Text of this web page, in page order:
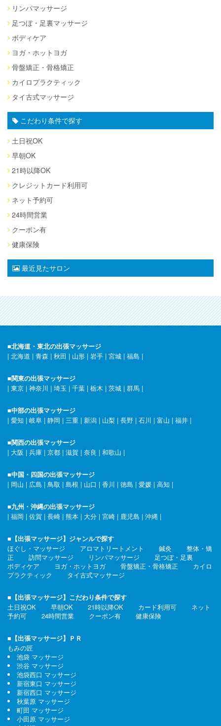
リンパマッサージ
足つぼ・足裏マッサージ
ボディケア
ヨガ・ホットヨガ
骨盤矯正・骨格矯正
カイロプラクティック
タイ古式マッサージ
こだわり条件で探す
土日祝OK
早朝OK
21時以降OK
クレジットカード利用可
ネット予約可
24時間営業
クーポン有
健康保険
最近見たサロン
■北海道・東北の出張マッサージ
| 北海道 | 青森 | 秋田 | 山形 | 岩手 | 宮城 | 福島 |
■関東の出張マッサージ
| 東京 | 神奈川 | 埼玉 | 千葉 | 栃木 | 茨城 | 群馬 |
■中部の出張マッサージ
| 愛知 | 岐阜 | 静岡 | 三重 | 新潟 | 山梨 | 長野 | 石川 | 富山 | 福井 |
■関西の出張マッサージ
| 大阪 | 兵庫 | 京都 | 滋賀 | 奈良 | 和歌山 |
■中国・四国の出張マッサージ
| 岡山 | 広島 | 鳥取 | 島根 | 山口 | 香川 | 徳島 | 愛媛 | 高知 |
■九州・沖縄の出張マッサージ
| 福岡 | 佐賀 | 長崎 | 熊本 | 大分 | 宮崎 | 鹿児島 | 沖縄 |
■【出張マッサージ】ジャンルで探す
ほぐし・マッサージ
アロマトリートメント 鍼灸
整体・矯
正
訪問マッサージ リンパマッサージ
足つぼ・足裏
ボディケア
ヨガ・ホットヨガ 骨盤矯正・骨格矯正
カイロ
プラクティック
タイ古式マッサージ
■【出張マッサージ】こだわり条件で探す
土日祝OK
早朝OK 21時以降OK カード利用可
ネット
予約可
24時間営業 クーポン有 健康保険
■【出張マッサージ】ＰＲ
もみの匠
池袋 マッサージ
渋谷 マッサージ
池袋西口 マッサージ
新宿東口 マッサージ
新宿西口 マッサージ
秋葉原 マッサージ
町田 マッサージ
小田原 マッサージ